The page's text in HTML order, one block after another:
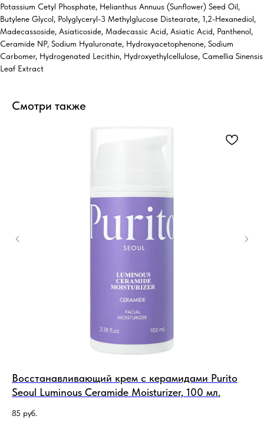
Potassium Cetyl Phosphate, Helianthus Annuus (Sunflower) Seed Oil,
Butylene Glycol, Polyglyceryl-3 Methylglucose Distearate, 1,2-Hexanediol,
Madecassoside, Asiaticoside, Madecassic Acid, Asiatic Acid, Panthenol,
Ceramide NP, Sodium Hyaluronate, Hydroxyacetophenone, Sodium
Carbomer, Hydrogenated Lecithin, Hydroxyethylcellulose, Camellia Sinensis
Leaf Extract
Смотри также
Восстанавливающий крем с керамидами Purito
Seoul Luminous Ceramide Moisturizer, 100 мл.
85 руб.